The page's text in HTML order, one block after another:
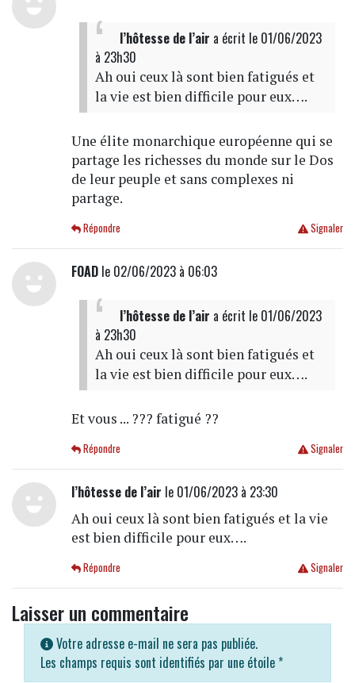
l’hôtesse de l’air a écrit le 01/06/2023
à 23h30
Ah oui ceux là sont bien fatigués et
la vie est bien difficile pour eux….
Une élite monarchique européenne qui se
partage les richesses du monde sur le Dos
de leur peuple et sans complexes ni
partage.
Signaler
Répondre
FOADle 02/06/2023 à 06:03
l’hôtesse de l’air a écrit le 01/06/2023
à 23h30
Ah oui ceux là sont bien fatigués et
la vie est bien difficile pour eux….
Et vous ... ??? fatigué ??
Signaler
Répondre
l’hôtesse de l’air le 01/06/2023 à 23:30
Ah oui ceux là sont bien fatigués et la vie
est bien difficile pour eux….
Signaler
Répondre
Laisser un commentaire
Votre adresse e-mail ne sera pas publiée.
Les champs requis sont identifiés par une étoile *